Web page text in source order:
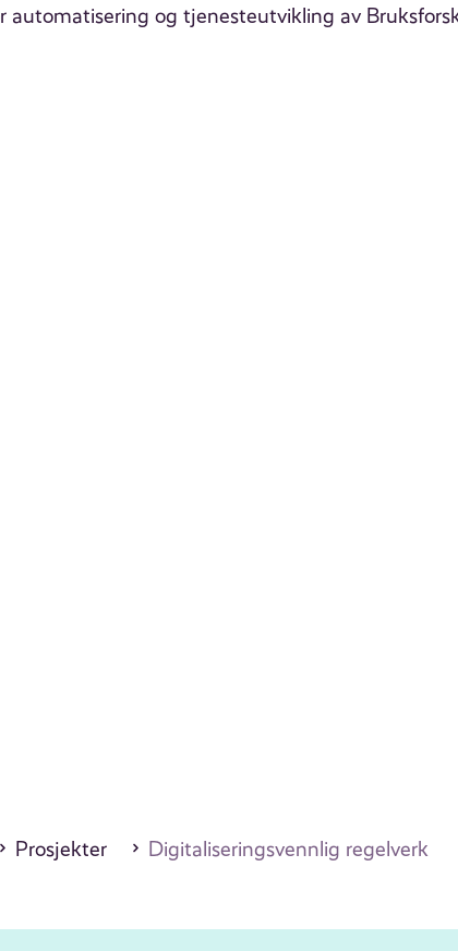
automatisering og tjenesteutvikling av
Prosjekter Digitaliseringsvennlig regelverk